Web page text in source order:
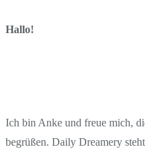
Hallo!
Ich bin Anke und freue mich,
begrüßen. Daily Dreamery